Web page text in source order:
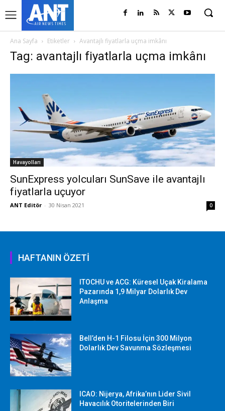
Ana Sayfa Etiketler Avantajlı fiyatlarla uçma imkânı
Tag: avantajlı fiyatlarla uçma imkânı
Havayolları
SunExpress yolcuları SunSave ile avantajlı
fiyatlarla uçuyor
ANT Editör - 30 Nisan 2021 0
HAFTANIN ÖZETİ
ITOCHU ve ACG: Küresel Uçak Kiralama
Pazarında 1,9 Milyar Dolarlık Dev
Anlaşma
Bell’den H-1 Filosu İçin 300 Milyon
Dolarlık Dev Savunma Sözleşmesi
ICAO: Nijerya, Afrika’nın Lider Sivil
Havacılık Otoritelerinden Biri